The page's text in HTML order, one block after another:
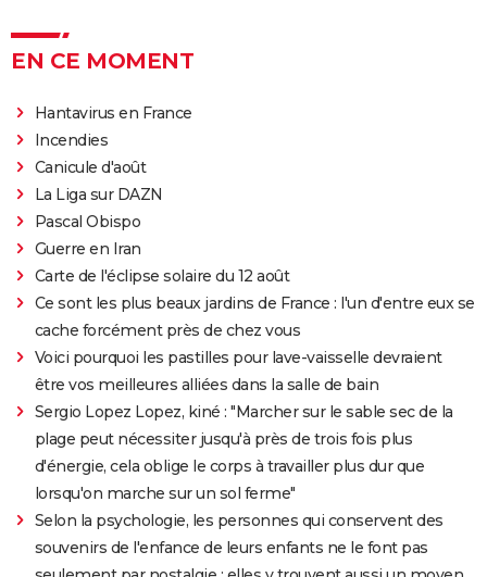
EN CE MOMENT
Hantavirus en France
Incendies
Canicule d'août
La Liga sur DAZN
Pascal Obispo
Guerre en Iran
Carte de l'éclipse solaire du 12 août
Ce sont les plus beaux jardins de France : l'un d'entre eux se
cache forcément près de chez vous
Voici pourquoi les pastilles pour lave-vaisselle devraient
être vos meilleures alliées dans la salle de bain
Sergio Lopez Lopez, kiné : "Marcher sur le sable sec de la
plage peut nécessiter jusqu'à près de trois fois plus
d'énergie, cela oblige le corps à travailler plus dur que
lorsqu'on marche sur un sol ferme"
Selon la psychologie, les personnes qui conservent des
souvenirs de l'enfance de leurs enfants ne le font pas